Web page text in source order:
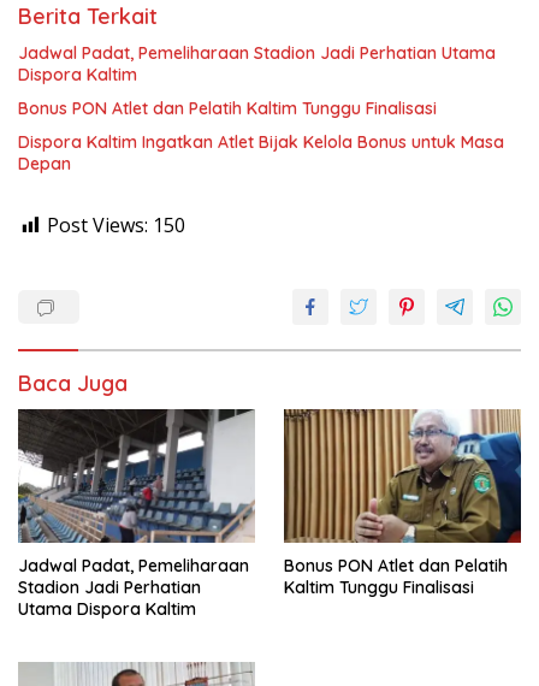
Berita Terkait
Jadwal Padat, Pemeliharaan Stadion Jadi Perhatian Utama
Dispora Kaltim
Bonus PON Atlet dan Pelatih Kaltim Tunggu Finalisasi
Dispora Kaltim Ingatkan Atlet Bijak Kelola Bonus untuk Masa
Depan
Post Views: 150
Baca Juga
Jadwal Padat, Pemeliharaan
Stadion Jadi Perhatian
Utama Dispora Kaltim
Bonus PON Atlet dan Pelatih
Kaltim Tunggu Finalisasi